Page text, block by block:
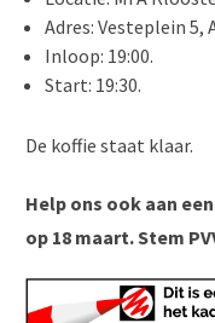
Adres: Vesteplein 5,
Inloop: 19:00.
Start: 19:30.
De koffie staat klaar.
Help ons ook aan
op 18 maart. Stem